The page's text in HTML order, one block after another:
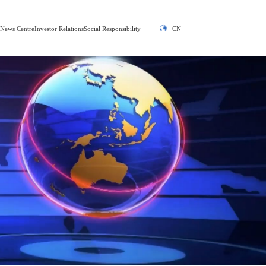
News CentreInvestor RelationsSocial Responsibility CN